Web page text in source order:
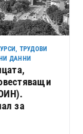
ТРУДОВИ
ДАННИ
за